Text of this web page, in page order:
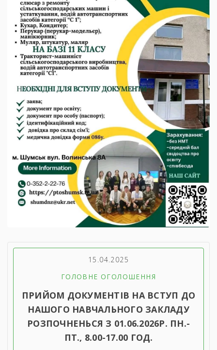
15.04.2025
ГОЛОВНЕ ОГОЛОШЕННЯ
ПРИЙОМ ДОКУМЕНТІВ НА ВСТУП ДО
НАШОГО НАВЧАЛЬНОГО ЗАКЛАДУ
РОЗПОЧНЕНЬСЯ З 01.06.2026Р. ПН.-
ПТ., 8.00-17.00 ГОД.